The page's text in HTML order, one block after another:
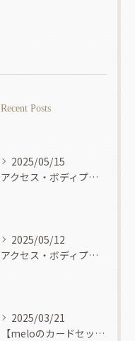
Recent Posts
2025/05/15
アクセス・ボディプロセス
2025/05/12
アクセス・ボディプロセス
2025/03/21
【meloのカードセッション】